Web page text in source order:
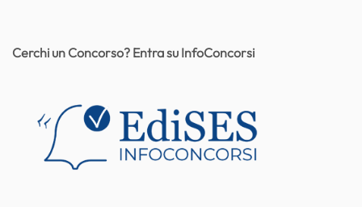
Cerchi un Concorso? Entra su InfoConcorsi